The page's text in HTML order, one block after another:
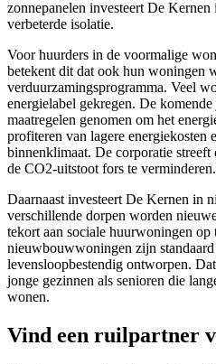
zonnepanelen investeert De
verbeterde isolatie.
Voor huurders in de voormalige
betekent dit dat ook hun woningen
verduurzamingsprogramma. Veel
energielabel gekregen. De
maatregelen genomen om het
profiteren van lagere energiekosten
binnenklimaat. De corporatie streeft
de CO2-uitstoot fors te verminderen.
Daarnaast investeert De Kernen in
verschillende dorpen worden
tekort aan sociale huurwoningen op
nieuwbouwwoningen zijn
levensloopbestendig ontworpen.
jonge gezinnen als senioren die
wonen.
Vind een ruilpartner